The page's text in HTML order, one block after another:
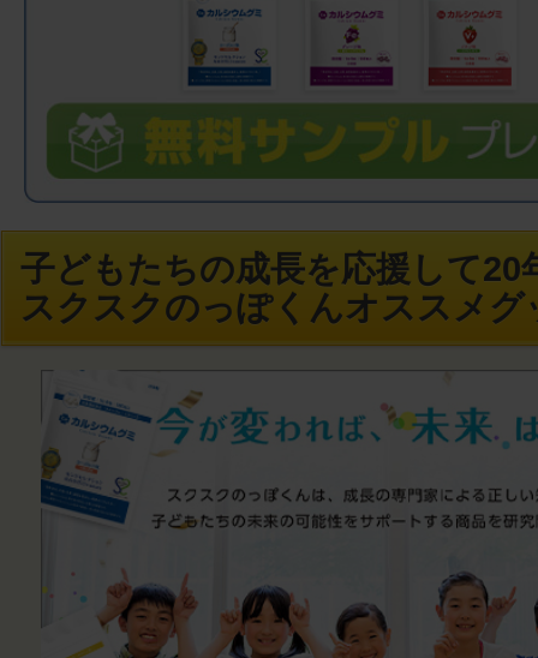
子どもたちの成長を応援して20
スクスクのっぽくんオススメグ